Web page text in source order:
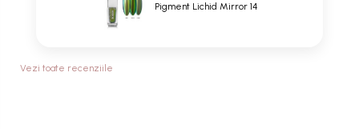
Pigment Lichid Mirror 14
Vezi toate recenziile